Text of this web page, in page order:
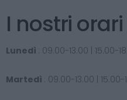
I nostri orari
Lunedì : 09.00-13.00 | 15.00-
Martedì : 09.00-13.00 | 15.00-